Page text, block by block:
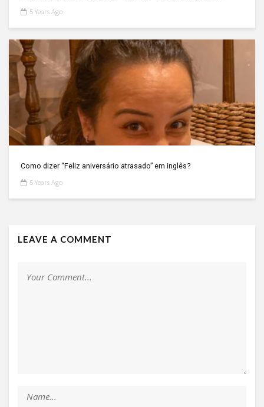
5 Years Ago
Como dizer “Feliz aniversário atrasado” em inglês?
5 Years Ago
LEAVE A COMMENT